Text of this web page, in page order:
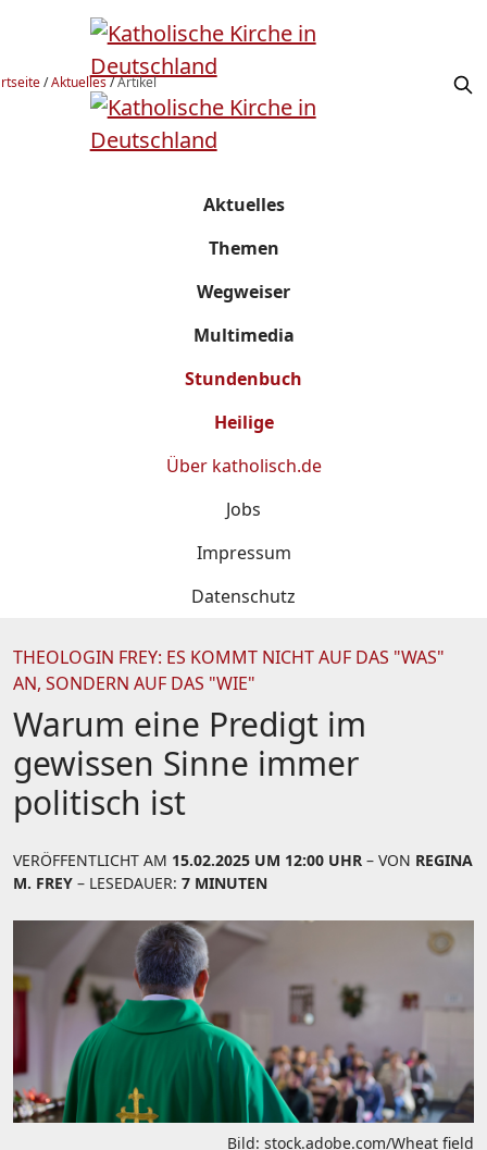
/Aktuelles/Artikel
Aktuelles
Themen
Wegweiser
Multimedia
Stundenbuch
Heilige
Über katholisch.de
Jobs
Impressum
Datenschutz
THEOLOGIN FREY: ES KOMMT NICHT AUF DAS "WAS"
AN, SONDERN AUF DAS "WIE"
Warum eine Predigt im
gewissen Sinne immer
politisch ist
VERÖFFENTLICHT AM 15.02.2025 UM 12:00 UHR – VON REGINA
M. FREY – LESEDAUER: 7 MINUTEN
Bild: stock.adobe.com/Wheat field